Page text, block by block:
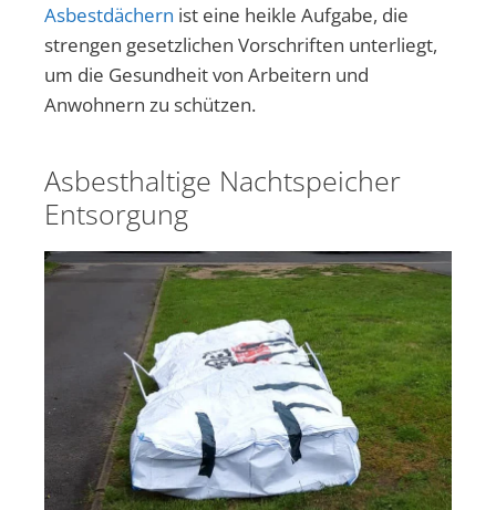
Asbestdächern ist eine heikle Aufgabe, die
strengen gesetzlichen Vorschriften unterliegt,
um die Gesundheit von Arbeitern und
Anwohnern zu schützen.
Asbesthaltige Nachtspeicher
Entsorgung